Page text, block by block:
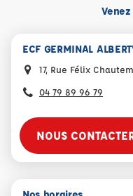
ECF GERMINAL
17, Rue Félix
04 79 89 96 79
NOUS